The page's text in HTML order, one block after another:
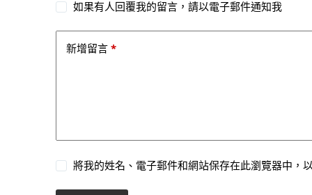
如果有人回覆我的留言，請以電子郵件通知我
新增留言 *
將我的姓名、電子郵件和網站保存在此瀏覽器中，